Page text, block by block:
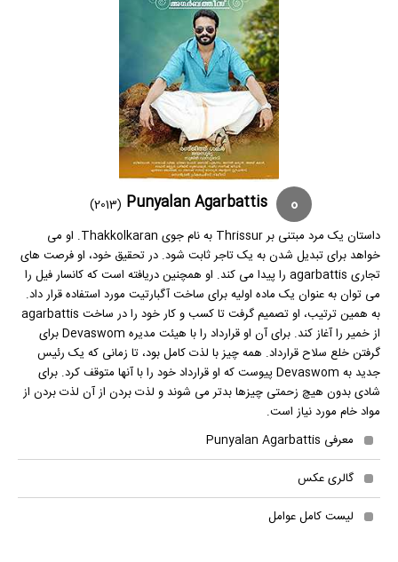
0
Punyalan Agarbattis
(2013)
داستان یک مرد مبتنی بر Thrissur به نام جوی Thakkolkaran. او می
خواهد برای تبدیل شدن به یک تاجر ثابت شود. در تحقیق خود، او فرصت های
تجاری agarbattis را پیدا می کند. او همچنین دریافته است که کانسار فیل را
می توان به عنوان یک ماده اولیه برای ساخت آگبارتیت مورد استفاده قرار داد.
به همین ترتیب، او تصمیم گرفت تا کسب و کار خود را در ساخت agarbattis
از خمیر را آغاز کند. برای آن او قرارداد را با هیئت مدیره Devaswom برای
گرفتن خلع سلاح قرارداد. همه چیز با لذت کامل بود، تا زمانی که یک رئیس
جدید به Devaswom پیوست که او قرارداد خود را با آنها متوقف کرد. برای
شادی بدون هیچ زحمتی چیزها بدتر می شوند و لذت بردن از آن لذت بردن از
مواد خام مورد نیاز است.
معرفی Punyalan Agarbattis
گالری عکس
لیست کامل عوامل